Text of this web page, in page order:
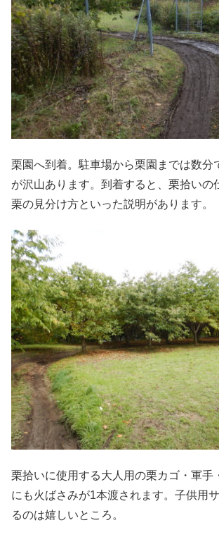
栗園へ到着。駐車場から栗園までは数分
が沢山あります。到着すると、栗拾いの
栗の見分け方といった説明があります。
栗拾いに使用する大人用の栗カゴ・軍手
にも火ばさみが1本渡されます。子供用
るのは嬉しいところ。